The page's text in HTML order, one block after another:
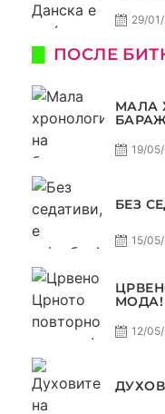
29/
ПОСЛЕ
МАЛА
19/
БЕЗ
15/
МОДА!
12/